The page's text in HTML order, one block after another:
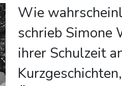
Wie
schrieb Simone
ihrer Schulzeit